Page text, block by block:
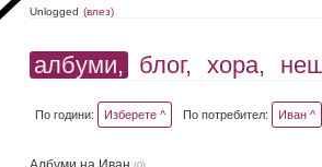
Unlogged (влез)
албуми, блог, хора,
По години: Изберете ^ По потребител: Иван ^